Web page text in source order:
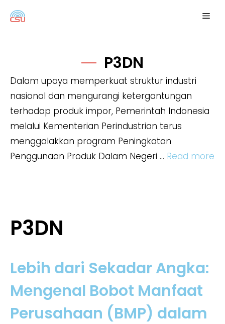
Langsung
P3DN
Dalam upaya memperkuat struktur industri
nasional dan mengurangi ketergantungan
terhadap produk impor, Pemerintah Indonesia
melalui Kementerian Perindustrian terus
menggalakkan program Peningkatan
Penggunaan Produk Dalam Negeri … Read more
P3DN
Lebih dari Sekadar Angka:
Mengenal Bobot Manfaat
Perusahaan (BMP) dalam